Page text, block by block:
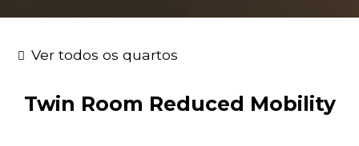
Ver todos os quartos
Twin Room Reduced Mobility